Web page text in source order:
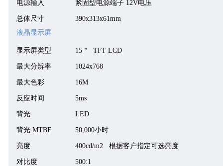
电源输入 紧固型电源端子 12V电压
总体尺寸 390x313x61mm
液晶显示屏
显示屏类型 15 ＂ TFT LCD
最大分辨率 1024x768
最大色彩 16M
反应时间 5ms
背光 LED
背光 MTBF 50,000小时
亮度 400cd/m2 根据客户指定可选亮度
对比度 500:1